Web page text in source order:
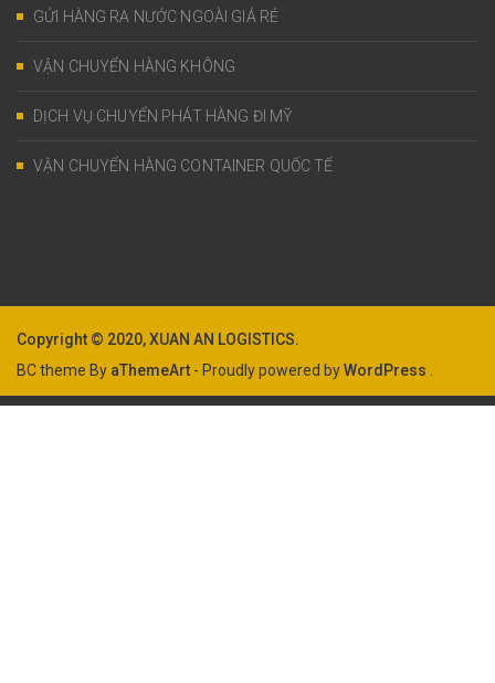
GỬI HÀNG RA NƯỚC NGOÀI GIÁ RẺ
VẬN CHUYỂN HÀNG KHÔNG
DỊCH VỤ CHUYỂN PHÁT HÀNG ĐI MỸ
VẬN CHUYỂN HÀNG CONTAINER QUỐC TẾ
Copyright © 2020, XUAN AN LOGISTICS.
BC theme By aThemeArt - Proudly powered byWordPress